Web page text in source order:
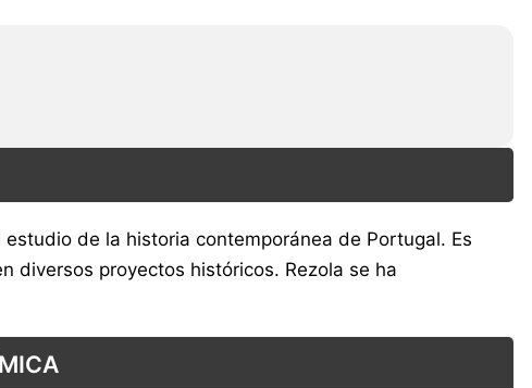
de la historia contemporánea de Portugal. Es
diversos proyectos históricos. Rezola se ha